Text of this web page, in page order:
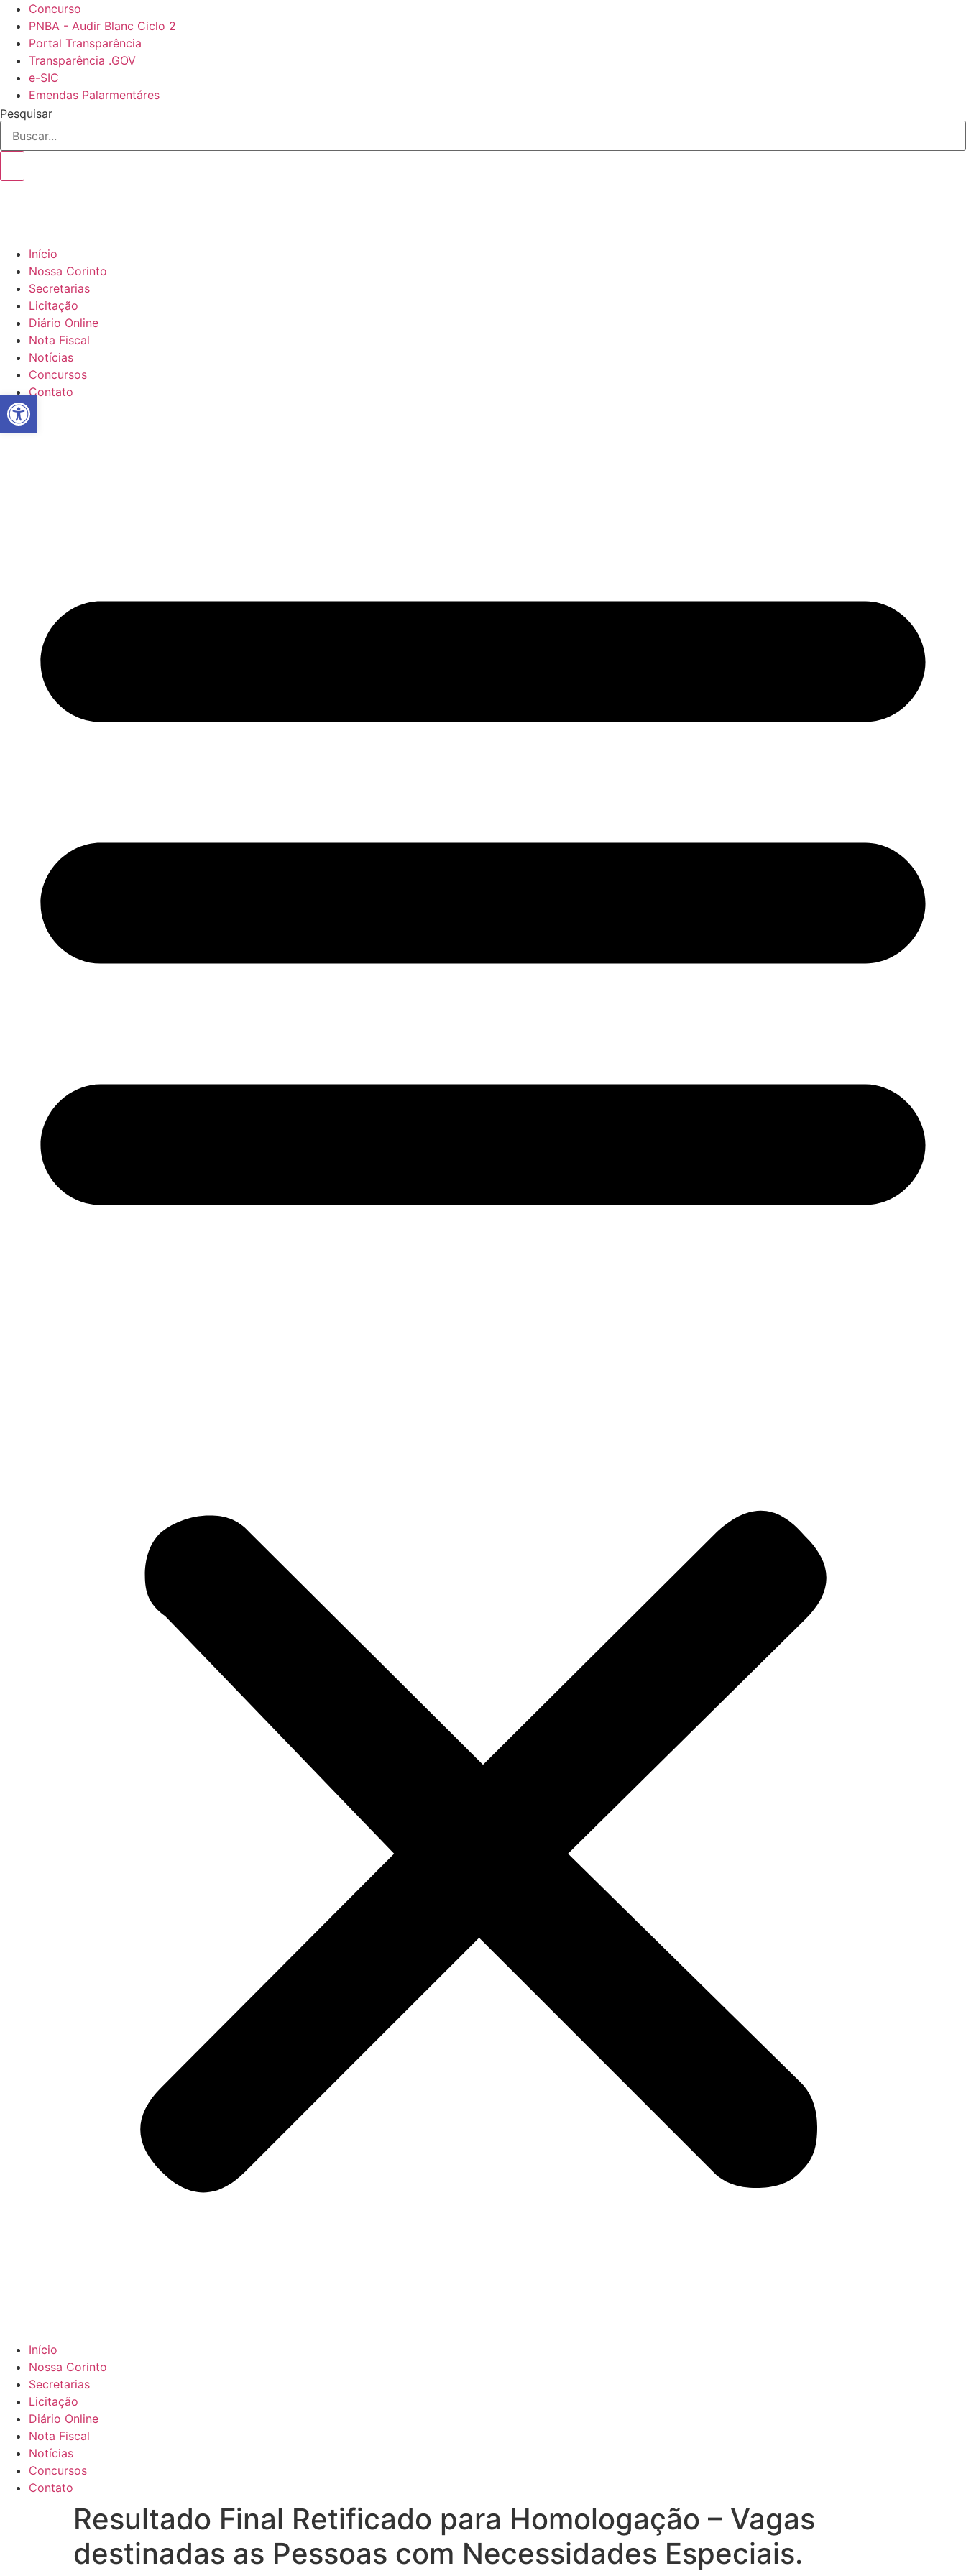
para
conteúdo
Concurso
PNBA - Audir Blanc Ciclo 2
Portal Transparência
Transparência .GOV
e-SIC
Emendas Palarmentáres
Pesquisar
Início
Nossa Corinto
Secretarias
Licitação
Diário Online
Nota Fiscal
Notícias
Concursos
Contato
Início
Nossa Corinto
Secretarias
Licitação
Diário Online
Nota Fiscal
Notícias
Concursos
Contato
Resultado Final Retificado para Homologação – Vagas
destinadas as Pessoas com Necessidades Especiais.
Abrir a barra de ferramentas